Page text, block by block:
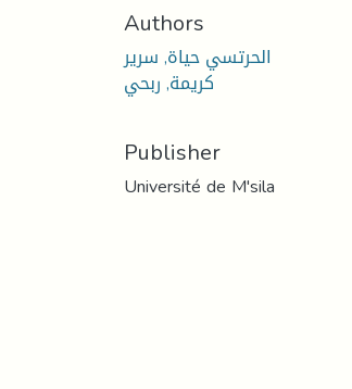
Authors
الحرتسي حياة, سرير
كريمة, ربحي
Publisher
Université de M'sila